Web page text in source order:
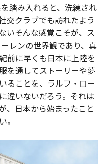
踏み入れると、洗練され
交クラブでも訪れたよう
いそんな感覚こそが、ス
レンの世界観であり、真
前に早くも日本に上陸を
を通してストーリーや夢
ることを、ラルフ・ロー
違いないだろう。それは
、日本から始まったこと
。